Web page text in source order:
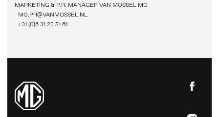
MARKETING & P.R. MANAGER VAN MOSSEL MG
MG.PR@VANMOSSEL.NL
+31 (0)6 31 23 51 61